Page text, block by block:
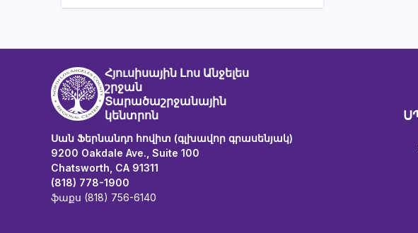
Հյուսիսային Լոս Անջելես
շրջան
Տարածաշրջանային
կենտրոն
Սան Ֆերնանդո հովիտ (գլխավոր գրասենյակ)
9200 Oakdale Ave., Suite 100
Chatsworth, CA 91311
(818) 778-1900
ֆաքս (818) 756-6140